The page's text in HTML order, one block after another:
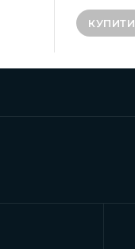
КУПИТИ